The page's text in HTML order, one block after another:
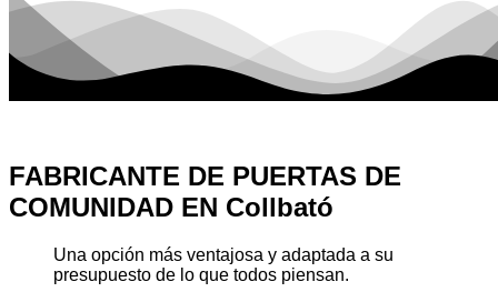
FABRICANTE DE PUERTAS DE
COMUNIDAD EN Collbató
Una opción más ventajosa y adaptada a su
presupuesto de lo que todos piensan.